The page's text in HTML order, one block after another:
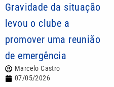
Gravidade da situação
levou o clube a
promover uma reunião
de emergência
Marcelo Castro
07/05/2026